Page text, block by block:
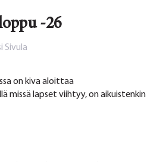
-26
Sivula
on kiva aloittaa
missä lapset viihtyy, on aikuistenkin